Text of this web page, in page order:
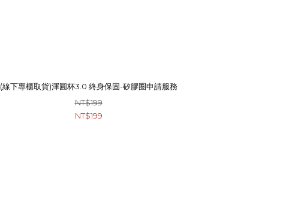
(線下專櫃取貨)渾圓杯3.0 終身保固-矽膠圈申請服務
NT$199
NT$199